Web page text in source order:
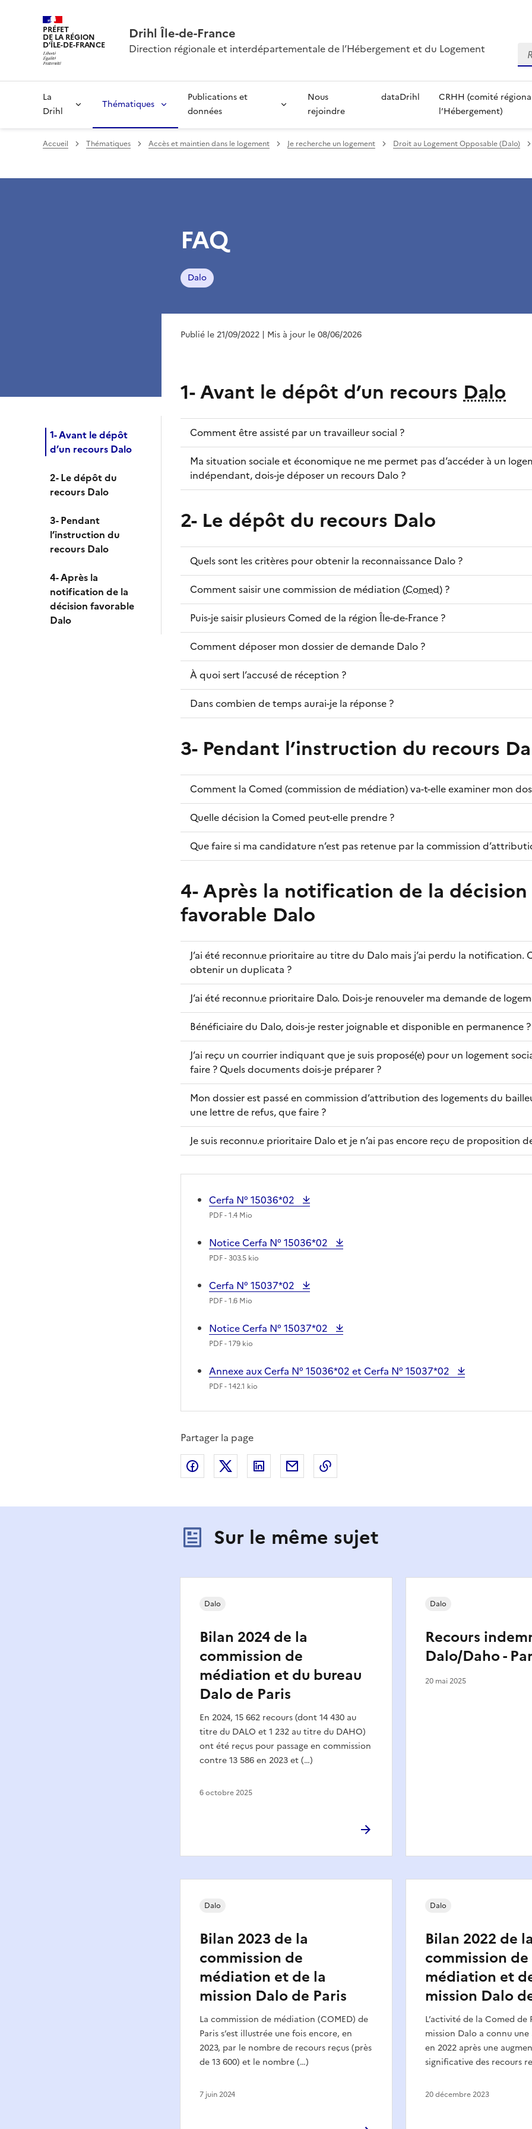
PRÉFET
DE LA RÉGION
D'ÎLE-DE-FRANCE
Drihl Île-de-France
Direction régionale et interdépartementale de l’Hébergement et du Logement
La
Drihl
Thématiques
Publications et
données
Nous
rejoindre
dataDrihl
CRHH (comité
l’Hébergement)
Accueil Thématiques Accès et maintien dans le logement Je recherche un logement Droit au Logement Opposable (Dalo)
1- Avant le dépôt
d’un recours Dalo
2- Le dépôt du
recours Dalo
3- Pendant
l’instruction du
recours Dalo
4- Après la
notification de la
décision favorable
Dalo
FAQ
Dalo
Publié le 21/09/2022 | Mis à jour le 08/06/2026
1- Avant le dépôt d’un recours Dalo
Comment être assisté par un travailleur social ?
Ma situation sociale et économique ne me permet pas d’accéder à un
indépendant, dois-je déposer un recours Dalo ?
2- Le dépôt du recours Dalo
Quels sont les critères pour obtenir la reconnaissance Dalo ?
Comment saisir une commission de médiation (Comed) ?
Puis-je saisir plusieurs Comed de la région Île-de-France ?
Comment déposer mon dossier de demande Dalo ?
À quoi sert l’accusé de réception ?
Dans combien de temps aurai-je la réponse ?
3- Pendant l’instruction du recours
Comment la Comed (commission de médiation) va-t-elle examiner mon
Quelle décision la Comed peut-elle prendre ?
Que faire si ma candidature n’est pas retenue par la commission
4- Après la notification de la décision
favorable Dalo
J’ai été reconnu.e prioritaire au titre du Dalo mais j’ai perdu la notification.
obtenir un duplicata ?
J’ai été reconnu.e prioritaire Dalo. Dois-je renouveler ma demande de
Bénéficiaire du Dalo, dois-je rester joignable et disponible en permanence ?
J’ai reçu un courrier indiquant que je suis proposé(e) pour un logement
faire ? Quels documents dois-je préparer ?
Mon dossier est passé en commission d’attribution des logements du
une lettre de refus, que faire ?
Je suis reconnu.e prioritaire Dalo et je n’ai pas encore reçu de proposition
Cerfa N° 15036*02
PDF- 1.4 Mio
Notice Cerfa N° 15036*02
PDF- 303.5 kio
Cerfa N° 15037*02
PDF- 1.6 Mio
Notice Cerfa N° 15037*02
PDF- 179 kio
Annexe aux Cerfa N° 15036*02 et Cerfa N° 15037*02
PDF- 142.1 kio
Partager la page
Partager sur Facebook
Partager sur XPartager sur LinkedIn
Partager par email
Sur le même sujet
Bilan 2024 de la
commission de
médiation et du bureau
Dalo de Paris
En 2024, 15 662 recours (dont 14 430 au
titre du DALO et 1 232 au titre du DAHO)
ont été reçus pour passage en commission
contre 13 586 en 2023 et (…)
Dalo
6 octobre 2025
Recours
Dalo/Daho -
Dalo
20 mai 2025
Bilan 2023 de la
commission de
médiation et de la
mission Dalo de Paris
La commission de médiation (COMED) de
Paris s’est illustrée une fois encore, en
2023, par le nombre de recours reçus (près
de 13 600) et le nombre (…)
Dalo
7 juin 2024
Bilan 2022 de
commission de
médiation et
mission Dalo
L’activité de la Comed de
mission Dalo a connu
en 2022 après une
significative des recours
Dalo
20 décembre 2023